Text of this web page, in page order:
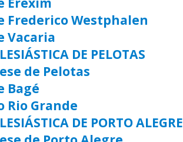
Frederico Westphalen
Vacaria
DE PELOTAS
de Pelotas
Bagé
Rio Grande
DE PORTO ALEGRE